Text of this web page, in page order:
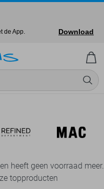
heeft geen voorraad meer.
topproducten
de App.
Download